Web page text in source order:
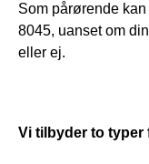
Som pårørende
8045, uanset om
eller ej.
Vi tilbyder to